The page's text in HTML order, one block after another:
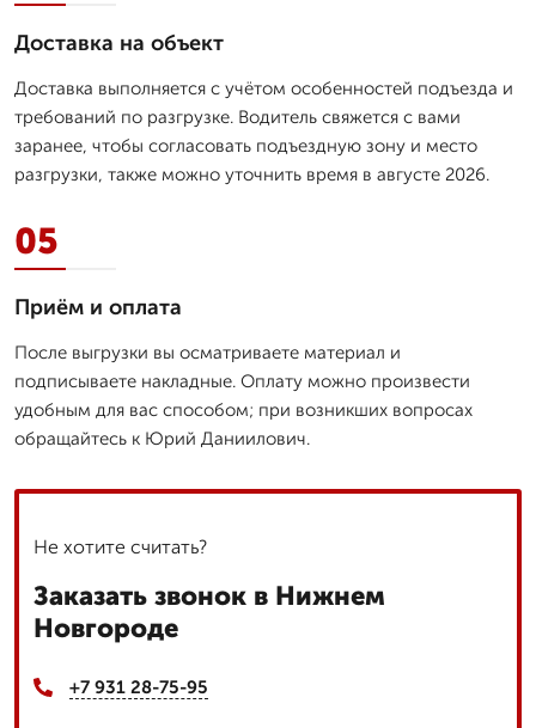
Доставка на объект
Доставка выполняется с учётом особенностей подъезда и
требований по разгрузке. Водитель свяжется с вами
заранее, чтобы согласовать подъездную зону и место
разгрузки, также можно уточнить время в августе 2026.
05
Приём и оплата
После выгрузки вы осматриваете материал и
подписываете накладные. Оплату можно произвести
удобным для вас способом; при возникших вопросах
обращайтесь к Юрий Даниилович.
Не хотите считать?
Заказать звонок в Нижнем
Новгороде
+7 931 28-75-95